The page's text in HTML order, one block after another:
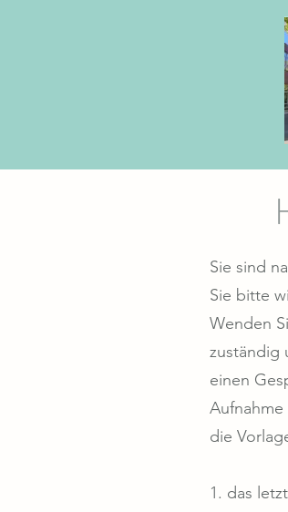
Sie sind
Sie bitte
Wenden
zuständig
einen
die
1. das